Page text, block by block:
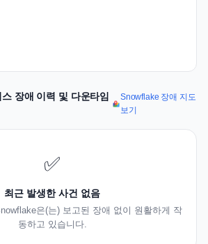
장애 이력 및 다운타임
Snowflake 장애 지도
보기
✅
최근 발생한 사건 없음
은(는) 보고된 장애 없이 원활하게 작
동하고 있습니다.